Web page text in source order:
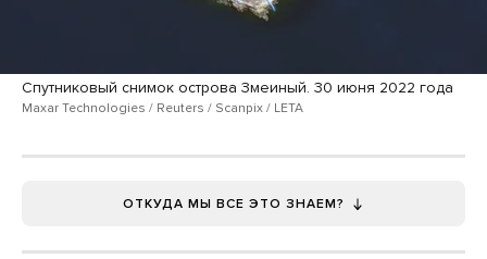
Спутниковый снимок острова Змеиный. 30 июня 2022 года
Maxar Technologies / Reuters / Scanpix / LETA
ОТКУДА МЫ ВСЕ ЭТО ЗНАЕМ?